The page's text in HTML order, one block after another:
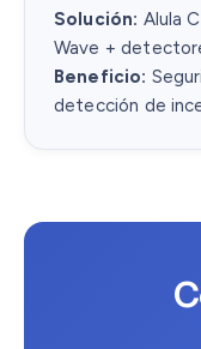
Solución: Alula
Wave +
Beneficio:
detección de